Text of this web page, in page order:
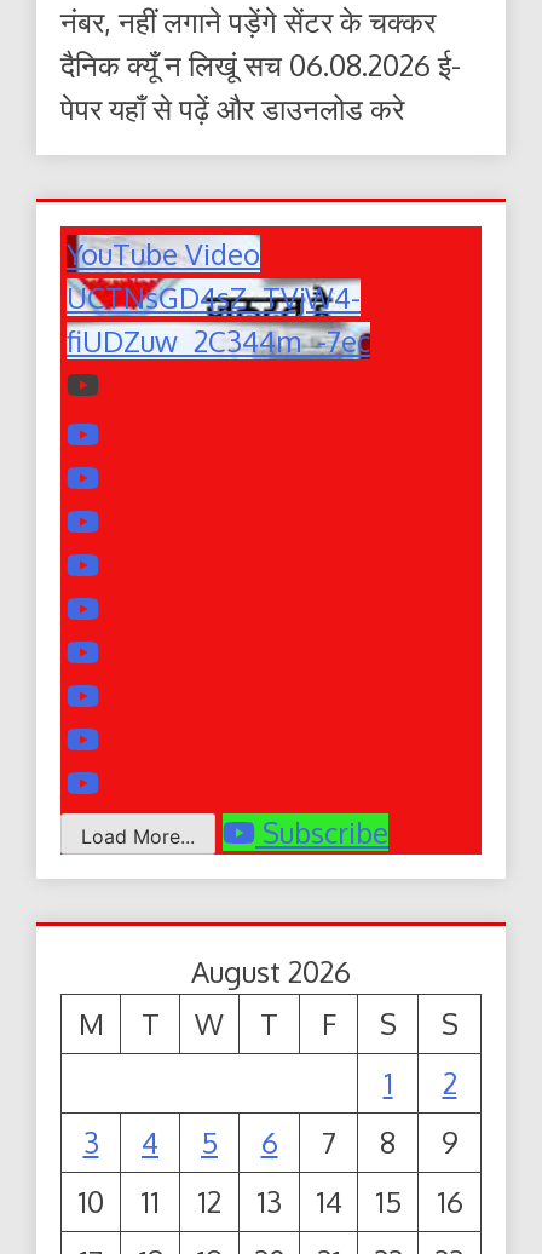
नंबर, नहीं लगाने पड़ेंगे सेंटर के चक्कर
दैनिक क्यूँ न लिखूं सच 06.08.2026 ई-
पेपर यहाँ से पढ़ें और डाउनलोड करे
YouTube Video
UCTNsGD4sZ_TVjW4-
fiUDZuw_2C344m_-7ec
Load More... Subscribe
August 2026
M
T W T F S
S
1
2
3
4 5 6 7 8
9
10
11 12 13 14 15
16